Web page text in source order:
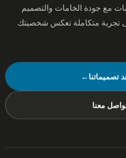
مع جودة الخامات والتصميم
تجربة متكاملة تعكس شخصيتك
تصميماتنا←
معنا